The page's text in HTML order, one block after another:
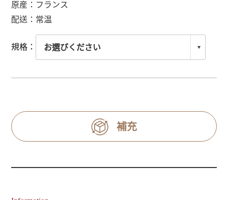
原産：フランス
配送：常温
規格：
補充